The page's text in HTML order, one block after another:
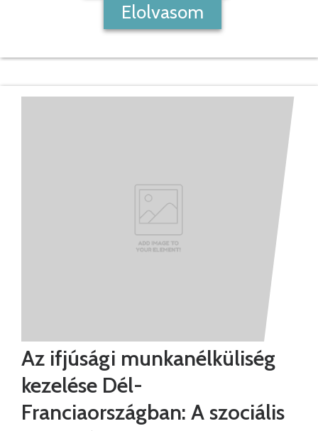
Elolvasom
Az ifjúsági munkanélküliség
kezelése Dél-
Franciaországban: A szociális